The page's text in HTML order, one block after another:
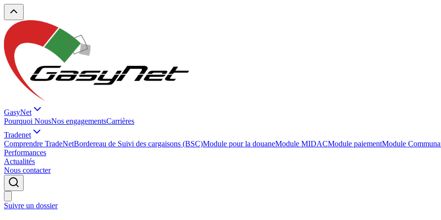
GasyNet
Pourquoi NousNos engagementsCarrières
Tradenet
Comprendre TradeNetBordereau de Suivi des cargaisons (BSC)Module pour la douaneModule MIDACModule paiementModule
Performances
Actualités
Nous contacter
Suivre un dossier